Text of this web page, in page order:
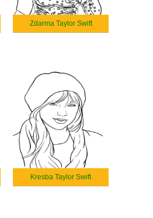
Zdarma Taylor Swift
Kresba Taylor Swift